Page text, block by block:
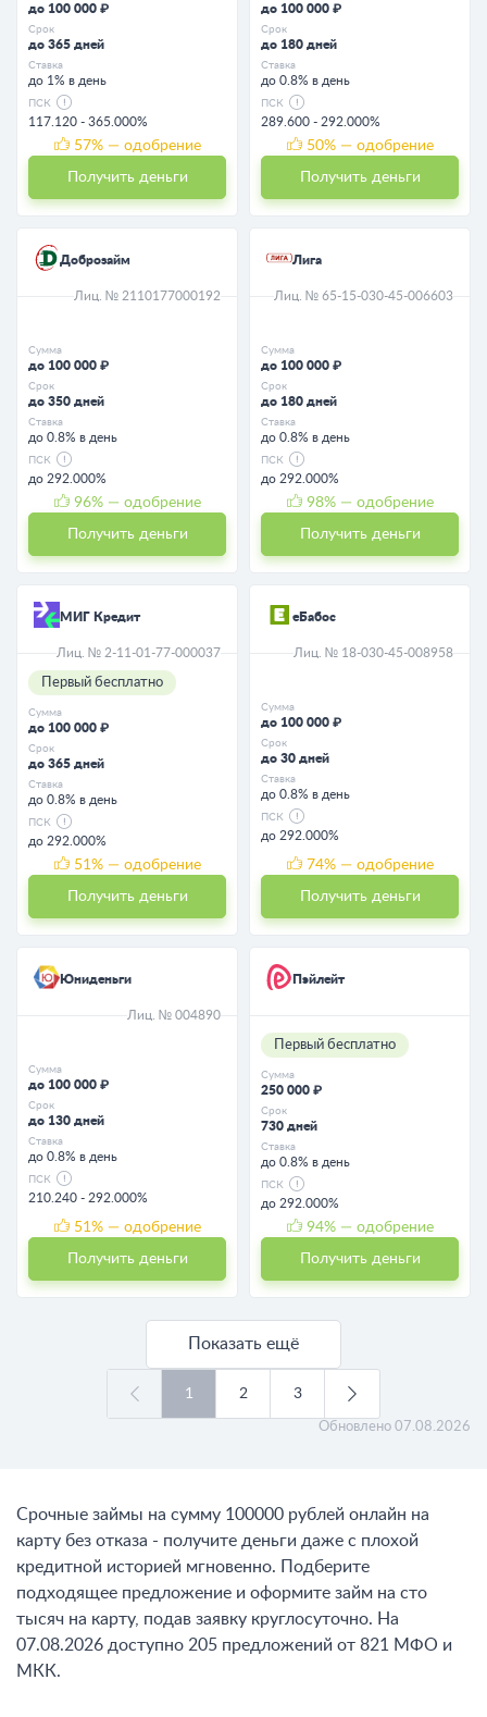
до 100 000 ₽
Срок
до 365 дней
Ставка
до 1% в день
ПСК
117.120 - 365.000%
57% — одобрение
Получить деньги
до 100 000 ₽
Срок
до 180 дней
Ставка
до 0.8% в день
ПСК
289.600 - 292.000%
50% — одобрение
Получить деньги
Доброзайм
Лиц. № 2110177000192
Сумма
до 100 000 ₽
Срок
до 350 дней
Ставка
до 0.8% в день
ПСК
до 292.000%
96% — одобрение
Получить деньги
Лига
Лиц. № 65-15-030-45-006603
Сумма
до 100 000 ₽
Срок
до 180 дней
Ставка
до 0.8% в день
ПСК
до 292.000%
98% — одобрение
Получить деньги
МИГ Кредит
Лиц. № 2-11-01-77-000037
Первый бесплатно
Сумма
до 100 000 ₽
Срок
до 365 дней
Ставка
до 0.8% в день
ПСК
до 292.000%
51 % — одобрение
Получить деньги
eБабос
Лиц. № 18-030-45-008958
Сумма
до 100 000 ₽
Срок
до 30 дней
Ставка
до 0.8% в день
ПСК
до 292.000%
74% — одобрение
Получить деньги
Юниденьги
Лиц. № 004890
Сумма
до 100 000 ₽
Срок
до 130 дней
Ставка
до 0.8% в день
ПСК
210.240 - 292.000%
51 % — одобрение
Получить деньги
Пэйлейт
Первый бесплатно
Сумма
250 000 ₽
Срок
730 дней
Ставка
до 0.8% в день
ПСК
до 292.000%
94% — одобрение
Получить деньги
Показать ещё
1 2 3
Обновлено 07.08.2026
Срочные займы на сумму 100000 рублей онлайн на
карту без отказа - получите деньги даже с плохой
кредитной историей мгновенно. Подберите
подходящее предложение и оформите займ на сто
тысяч на карту, подав заявку круглосуточно. На
07.08.2026 доступно 205 предложений от 821 МФО и
МКК.